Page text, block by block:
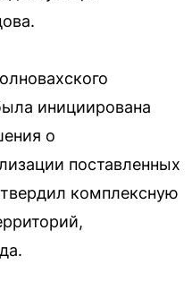
инициирована
о
поставленных
комплексную